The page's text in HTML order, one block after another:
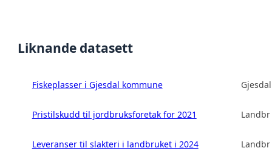
Liknande datasett
Fiskeplasser i Gjesdal kommune
Pristilskudd til jordbruksforetak for 2021
Leveranser til slakteri i landbruket i 2024